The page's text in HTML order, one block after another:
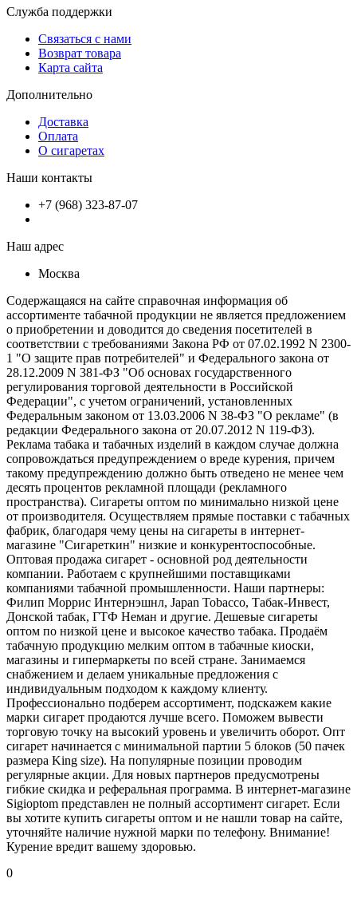
Служба поддержки
Связаться с нами
Возврат товара
Карта сайта
Дополнительно
Доставка
Оплата
О сигаретах
Наши контакты
+7 (968) 323-87-07
Наш адрес
Москва
Содержащаяся на сайте справочная информация об
ассортименте табачной продукции не является предложением
о приобретении и доводится до сведения посетителей в
соответствии с требованиями Закона РФ от 07.02.1992 N 2300-
1 "О защите прав потребителей" и Федерального закона от
28.12.2009 N 381-ФЗ "Об основах государственного
регулирования торговой деятельности в Российской
Федерации", с учетом ограничений, установленных
Федеральным законом от 13.03.2006 N 38-ФЗ "О рекламе" (в
редакции Федерального закона от 20.07.2012 N 119-ФЗ).
Реклама табака и табачных изделий в каждом случае должна
сопровождаться предупреждением о вреде курения, причем
такому предупреждению должно быть отведено не менее чем
десять процентов рекламной площади (рекламного
пространства). Сигареты оптом по минимально низкой цене
от производителя. Осуществляем прямые поставки с табачных
фабрик, благодаря чему цены на сигареты в интернет-
магазине "Сигареткин" низкие и конкурентоспособные.
Оптовая продажа сигарет - основной род деятельности
компании. Работаем с крупнейшими поставщиками
компаниями табачной промышленности. Наши партнеры:
Филип Моррис Интернэшнл, Japan Tobacco, Табак-Инвест,
Донской табак, ГТФ Неман и другие. Дешевые сигареты
оптом по низкой цене и высокое качество табака. Продаём
табачную продукцию мелким оптом в табачные киоски,
магазины и гипермаркеты по всей стране. Занимаемся
снабжением и делаем уникальные предложения с
индивидуальным подходом к каждому клиенту.
Профессионально подберем ассортимент, подскажем какие
марки сигарет продаются лучше всего. Поможем вывести
торговую точку на высокий уровень и увеличить оборот. Опт
сигарет начинается с минимальной партии 5 блоков (50 пачек
размера King size). На популярные позиции проводим
регулярные акции. Для новых партнеров предусмотрены
гибкие скидка и реферальная программа. В интернет-магазине
Sigioptom представлен не полный ассортимент сигарет. Если
вы хотите купить сигареты оптом и не нашли товар на сайте,
уточняйте наличие нужной марки по телефону. Внимание!
Курение вредит вашему здоровью.
0